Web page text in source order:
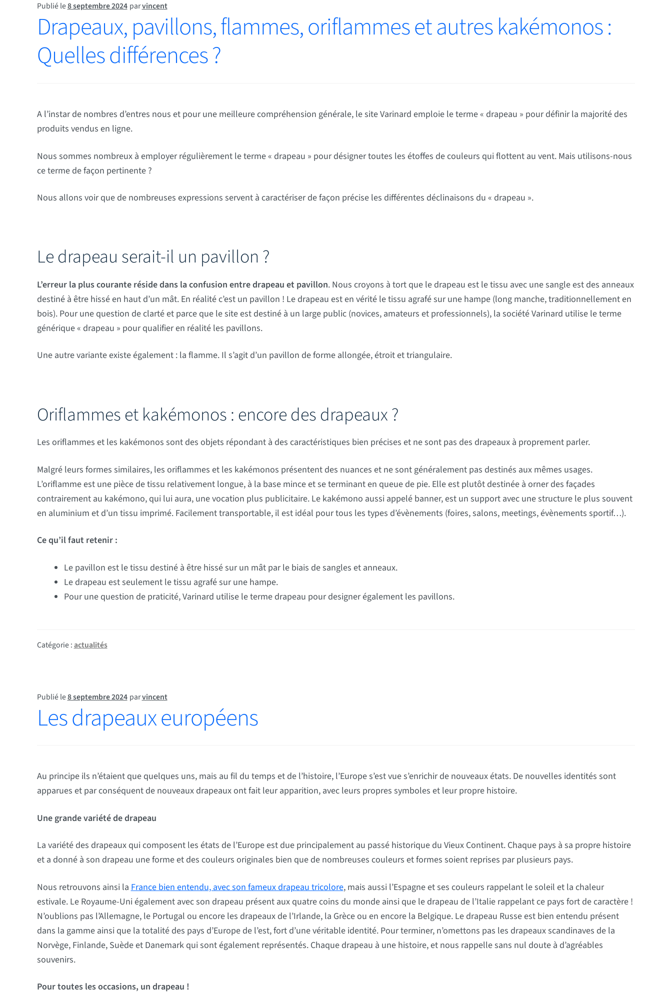
Publié le8 septembre 2024 parvincent
Drapeaux, pavillons, flammes, oriflammes et autres kakémonos :
Quelles différences ?
A l’instar de nombres d’entres nous et pour une meilleure compréhension générale, le site Varinard emploie le terme « drapeau » pour définir la majorité des
produits vendus en ligne.
Nous sommes nombreux à employer régulièrement le terme « drapeau » pour désigner toutes les étoffes de couleurs qui flottent au vent. Mais utilisons-nous
ce terme de façon pertinente ?
Nous allons voir que de nombreuses expressions servent à caractériser de façon précise les différentes déclinaisons du « drapeau ».
Le drapeau serait-il un pavillon ?
L’erreur la plus courante réside dans la confusion entre drapeau et pavillon. Nous croyons à tort que le drapeau est le tissu avec une sangle est des anneaux
destiné à être hissé en haut d’un mât. En réalité c’est un pavillon ! Le drapeau est en vérité le tissu agrafé sur une hampe (long manche, traditionnellement en
bois). Pour une question de clarté et parce que le site est destiné à un large public (novices, amateurs et professionnels), la société Varinard utilise le terme
générique « drapeau » pour qualifier en réalité les pavillons.
Une autre variante existe également : la flamme. Il s’agit d’un pavillon de forme allongée, étroit et triangulaire.
Oriflammes et kakémonos : encore des drapeaux ?
Les oriflammes et les kakémonos sont des objets répondant à des caractéristiques bien précises et ne sont pas des drapeaux à proprement parler.
Malgré leurs formes similaires, les oriflammes et les kakémonos présentent des nuances et ne sont généralement pas destinés aux mêmes usages.
L’oriflamme est une pièce de tissu relativement longue, à la base mince et se terminant en queue de pie. Elle est plutôt destinée à orner des façades
contrairement au kakémono, qui lui aura, une vocation plus publicitaire. Le kakémono aussi appelé banner, est un support avec une structure le plus souvent
en aluminium et d’un tissu imprimé. Facilement transportable, il est idéal pour tous les types d’évènements (foires, salons, meetings, évènements sportif…).
Ce qu’il faut retenir :
Le pavillon est le tissu destiné à être hissé sur un mât par le biais de sangles et anneaux.
Le drapeau est seulement le tissu agrafé sur une hampe.
Pour une question de praticité, Varinard utilise le terme drapeau pour designer également les pavillons.
Catégorie :actualités
Publié le8 septembre 2024 parvincent
Les drapeaux européens
Au principe ils n’étaient que quelques uns, mais au fil du temps et de l’histoire, l’Europe s’est vue s’enrichir de nouveaux états. De nouvelles identités sont
apparues et par conséquent de nouveaux drapeaux ont fait leur apparition, avec leurs propres symboles et leur propre histoire.
Une grande variété de drapeau
La variété des drapeaux qui composent les états de l’Europe est due principalement au passé historique du Vieux Continent. Chaque pays à sa propre histoire
et a donné à son drapeau une forme et des couleurs originales bien que de nombreuses couleurs et formes soient reprises par plusieurs pays.
Nous retrouvons ainsi la France bien entendu, avec son fameux drapeau tricolore, mais aussi l’Espagne et ses couleurs rappelant le soleil et la chaleur
estivale. Le Royaume-Uni également avec son drapeau présent aux quatre coins du monde ainsi que le drapeau de l’Italie rappelant ce pays fort de caractère !
N’oublions pas l’Allemagne, le Portugal ou encore les drapeaux de l’Irlande, la Grèce ou en encore la Belgique. Le drapeau Russe est bien entendu présent
dans la gamme ainsi que la totalité des pays d’Europe de l’est, fort d’une véritable identité. Pour terminer, n’omettons pas les drapeaux scandinaves de la
Norvège, Finlande, Suède et Danemark qui sont également représentés. Chaque drapeau à une histoire, et nous rappelle sans nul doute à d’agréables
souvenirs.
Pour toutes les occasions, un drapeau !